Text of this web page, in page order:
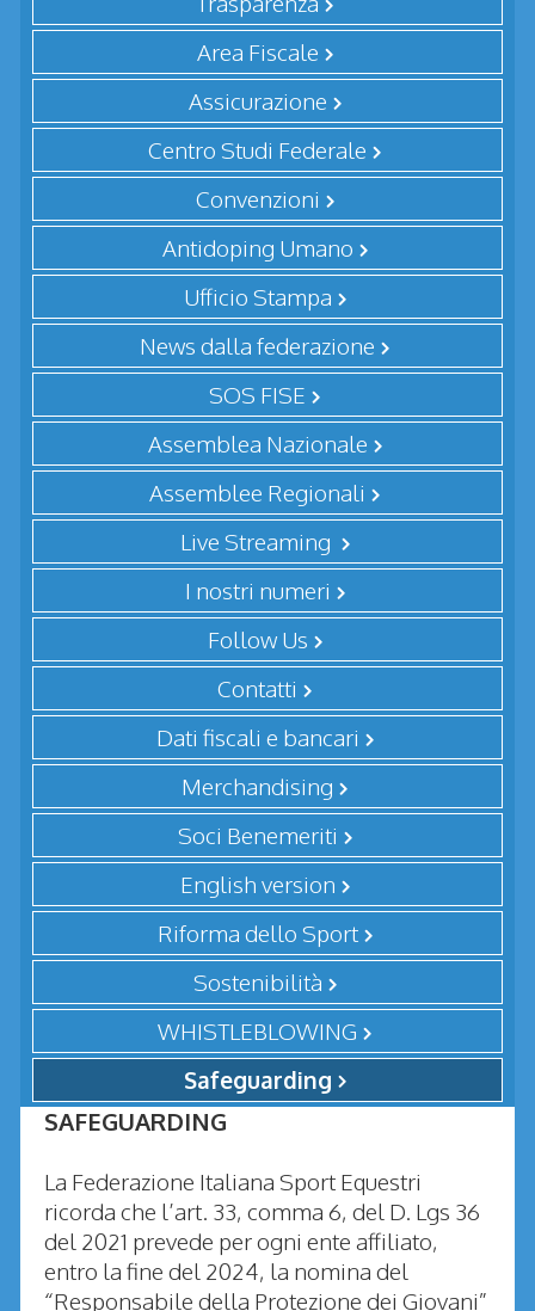
Area Fiscale
Assicurazione
Centro Studi Federale
Convenzioni
Antidoping Umano
Ufficio Stampa
News dalla federazione
SOS FISE
Assemblea Nazionale
Assemblee Regionali
Live Streaming
I nostri numeri
Follow Us
Contatti
Dati fiscali e bancari
Merchandising
Soci Benemeriti
English version
Riforma dello Sport
Sostenibilità
WHISTLEBLOWING
Safeguarding
SAFEGUARDING
La Federazione Italiana Sport Equestri
ricorda che l’art. 33, comma 6, del D. Lgs 36
del 2021 prevede per ogni ente affiliato,
entro la fine del 2024, la nomina del
“Responsabile della Protezione dei Giovani”